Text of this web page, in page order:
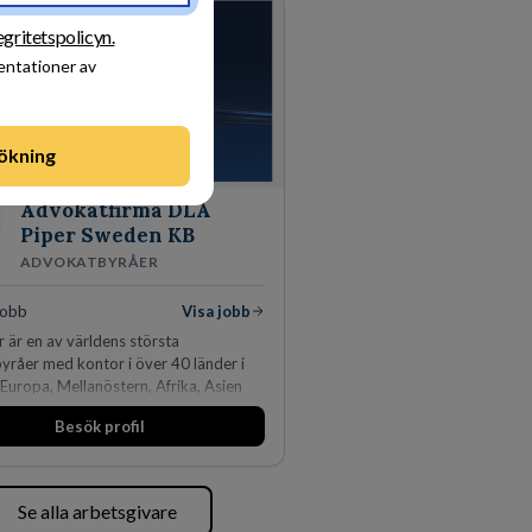
av
Advokatfirma DLA
Piper Sweden KB
ADVOKATBYRÅER
Visa jobb
är en av världens största
med kontor i över 40 länder i
Mellanöstern, Afrika, Asien
Vi är specialister inom
alla områden och vi har några
Århus, Oslo och Helsingfors kan vi
erbjuda våra klienter en unik,
Besök profil
Se alla arbetsgivare